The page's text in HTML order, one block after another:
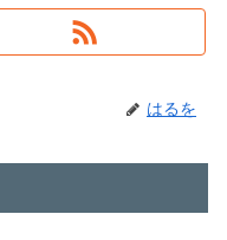
はるを